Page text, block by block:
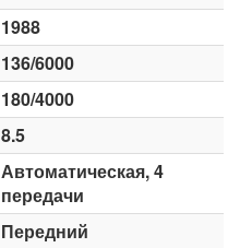
1988
136/6000
180/4000
8.5
Автоматическая, 4
передачи
Передний